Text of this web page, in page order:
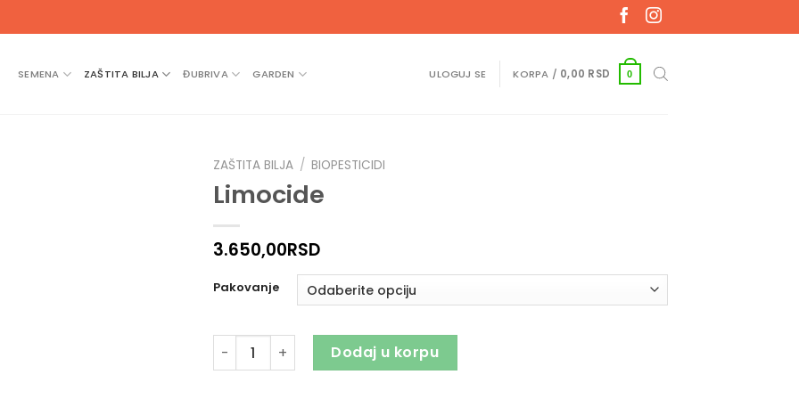
SEMENA ZAŠTITA BILJA ĐUBRIVA GARDEN ULOGUJ SE KORPA / 0,00 RSD 0
ZAŠTITA BILJA / BIOPESTICIDI
Limocide
3.650,00RSD
Pakovanje
Limocide količina Dodaj u korpu